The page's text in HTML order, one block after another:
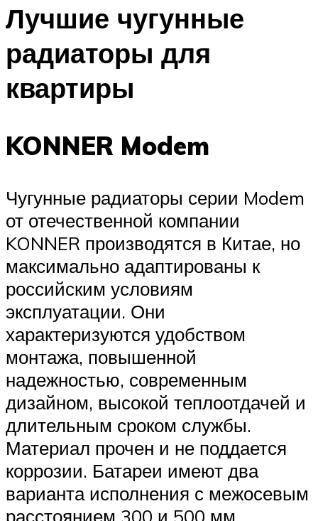
Лучшие чугунные
радиаторы для
квартиры
KONNER Modem
Чугунные радиаторы серии Modem
от отечественной компании
KONNER производятся в Китае, но
максимально адаптированы к
российским условиям
эксплуатации. Они
характеризуются удобством
монтажа, повышенной
надежностью, современным
дизайном, высокой теплоотдачей и
длительным сроком службы.
Материал прочен и не поддается
коррозии. Батареи имеют два
варианта исполнения с межосевым
расстоянием 300 и 500 мм.